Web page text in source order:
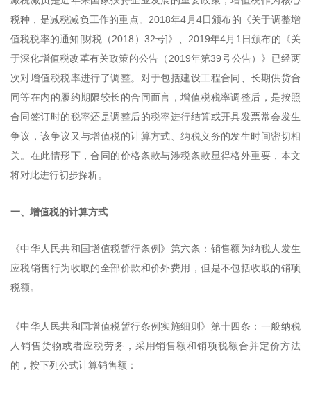
税种，是减税减负工作的重点。2018年4月4日颁布的《关于调整增
值税税率的通知[财税（2018）32号]》、2019年4月1日颁布的《关
于深化增值税改革有关政策的公告（2019年第39号公告）》已经两
次对增值税税率进行了调整。对于包括建设工程合同、长期供货合
同等在内的履约期限较长的合同而言，增值税税率调整后，是按照
合同签订时的税率还是调整后的税率进行结算或开具发票常会发生
争议，该争议又与增值税的计算方式、纳税义务的发生时间密切相
关。在此情形下，合同的价格条款与涉税条款显得格外重要，本文
将对此进行初步探析。
一、增值税的计算方式
《中华人民共和国增值税暂行条例》第六条：销售额为纳税人发生
应税销售行为收取的全部价款和价外费用，但是不包括收取的销项
税额。
《中华人民共和国增值税暂行条例实施细则》第十四条：一般纳税
人销售货物或者应税劳务，采用销售额和销项税额合并定价方法
的，按下列公式计算销售额：